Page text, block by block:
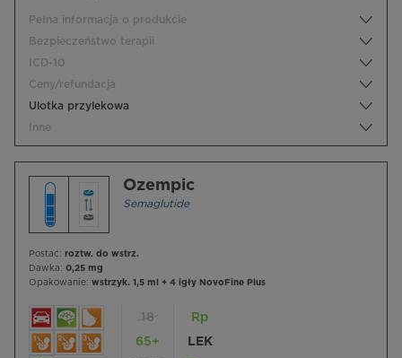
Pełna informacja o produkcie
Bezpieczeństwo terapii
ICD-10
Ceny/refundacja
Ulotka przylekowa
Inne
Ozempic
Semaglutide
Postać: roztw. do wstrz.
Dawka: 0,25 mg
Opakowanie: wstrzyk. 1,5 ml + 4 igły NovoFine Plus
18
65+
Rp
LEK